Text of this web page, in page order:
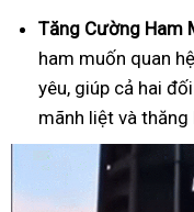
Tăng Cường Ham
ham muốn quan
yêu, giúp cả hai
mãnh liệt và thăng